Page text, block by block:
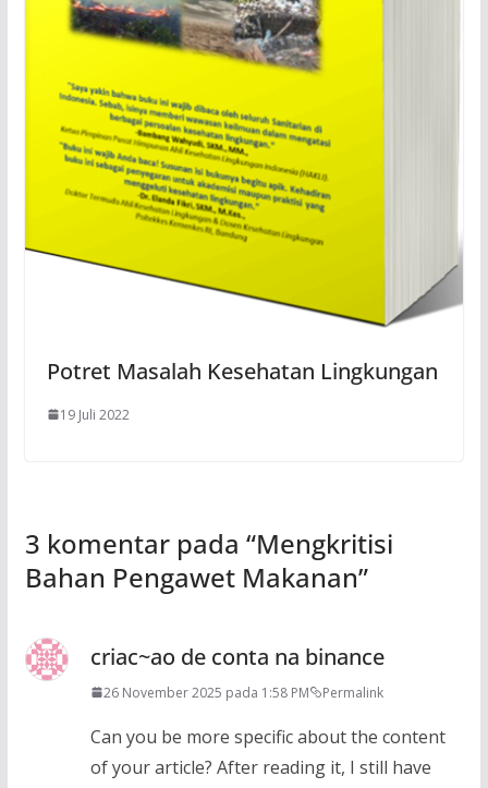
Potret Masalah Kesehatan Lingkungan
19 Juli 2022
3 komentar pada “Mengkritisi
Bahan Pengawet Makanan”
criac~ao de conta na binance
26 November 2025 pada 1:58 PM Permalink
Can you be more specific about the content
of your article? After reading it, I still have